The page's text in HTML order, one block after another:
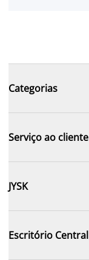
Categorias
Serviço ao cliente
JYSK
Escritório Central